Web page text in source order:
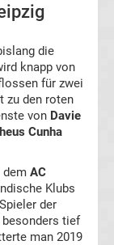
die
knapp von
für zwei
zu den roten
von Davie
Cunha
dem AC
Klubs
der
besonders tief
man 2019